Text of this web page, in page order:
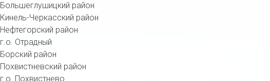
Большеглушицкий район
Кинель-Черкасский район
Нефтегорский район
г.о. Отрадный
Борский район
Похвистневский район
г.о. Похвистнево